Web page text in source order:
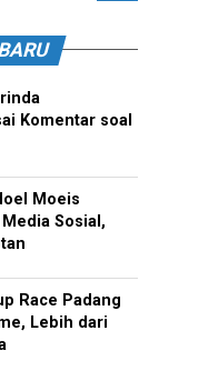
Komentar soal
Moeis
Sosial,
Race Padang
Lebih dari